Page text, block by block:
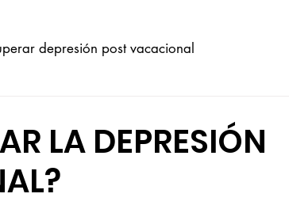
depresión post vacacional
LA DEPRESIÓN